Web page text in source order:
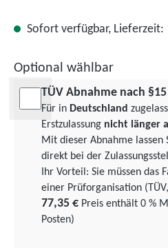
Sofort verfügbar, Lieferzeit:
Optional wählbar
TÜV Abnahme nach §15
Für in Deutschland
Erstzulassung nicht länger
Mit dieser Abnahme lassen
direkt bei der
Ihr Vorteil: Sie müssen das
einer Prüforgani­sation
77,35 € Preis enthält 0 %
Posten)